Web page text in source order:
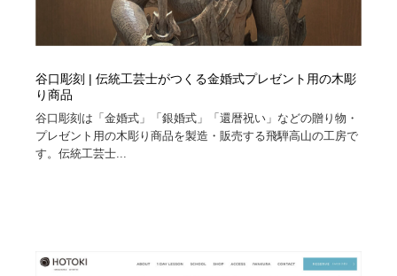
谷口彫刻 | 伝統工芸士がつくる金婚式プレゼント用の木彫
り商品
谷口彫刻は「金婚式」「銀婚式」「還暦祝い」などの贈り物・
プレゼント用の木彫り商品を製造・販売する飛騨高山の工房で
す。伝統工芸士...